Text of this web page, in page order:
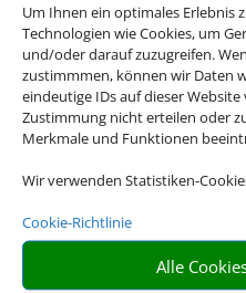
Um Ihnen ein optimales Erlebnis
Technologien wie Cookies, um
und/oder darauf zuzugreifen.
zustimmmen, können wir Daten
eindeutige IDs auf dieser
Zustimmung nicht erteilen oder
Merkmale und Funktionen
Wir verwenden Statistiken-
Cookie-Richtlinie
Alle
040
Schreiben Sie